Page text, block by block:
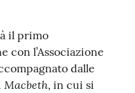
il primo
con l’Associazione
dalle
Macbeth, in cui si